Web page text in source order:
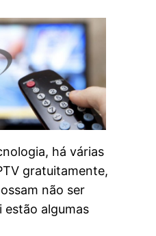
há várias
gratuitamente,
não ser
estão algumas